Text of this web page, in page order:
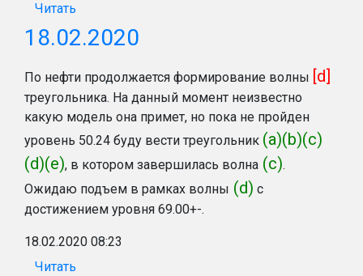
Читать
18.02.2020
По нефти продолжается формирование волны [d]
треугольника. На данный момент неизвестно
какую модель она примет, но пока не пройден
уровень 50.24 буду вести треугольник (a)(b)(c)
(d)(e), в котором завершилась волна (с).
Ожидаю подъем в рамках волны (d) с
достижением уровня 69.00+-.
18.02.2020 08:23
Читать